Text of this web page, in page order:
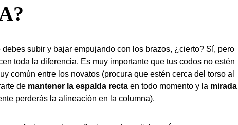
subir y bajar empujando con los brazos, ¿cierto? Sí, pero
toda la diferencia. Es muy importante que tus codos no estén
común entre los novatos (procura que estén cerca del torso al
de mantener la espalda recta en todo momento y la mirada
perderás la alineación en la columna).